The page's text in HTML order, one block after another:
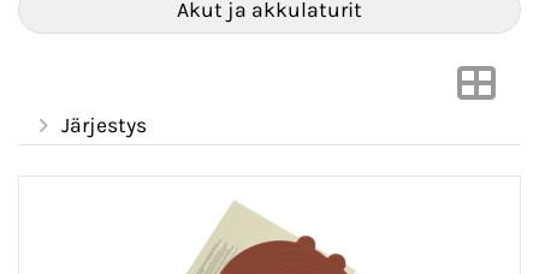
Akut ja akkulaturit
Järjestys